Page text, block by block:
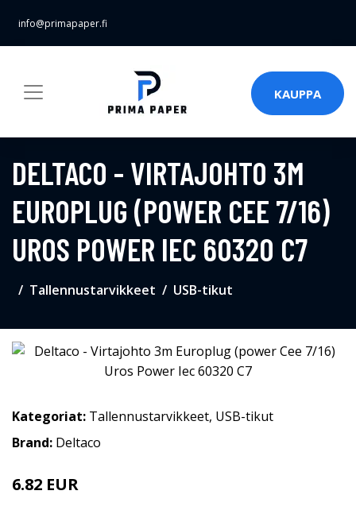
info@primapaper.fi
KAUPPA
DELTACO - VIRTAJOHTO 3M
EUROPLUG (POWER CEE 7/16)
UROS POWER IEC 60320 C7
Tallennustarvikkeet USB-tikut
Kategoriat: Tallennustarvikkeet, USB-tikut
Brand: Deltaco
6.82 EUR